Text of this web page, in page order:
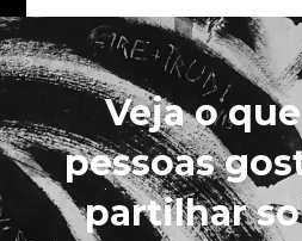
Veja o
pessoas
partilhar